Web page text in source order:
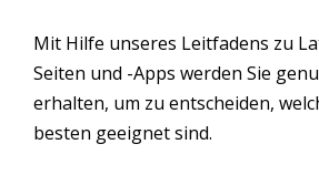
Mit Hilfe unseres Leitfadens zu
Seiten und -Apps werden Sie
erhalten, um zu entscheiden,
besten geeignet sind.